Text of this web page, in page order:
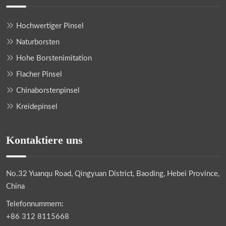
Hochwertiger Pinsel
Naturborsten
Hohe Borstenimitation
Flacher Pinsel
Chinaborstenpinsel
Kreidepinsel
Kontaktiere uns
No.32 Yuanqu Road, Qingyuan District, Baoding, Hebei Province,
China
Telefonnummern:
+86 312 8115668